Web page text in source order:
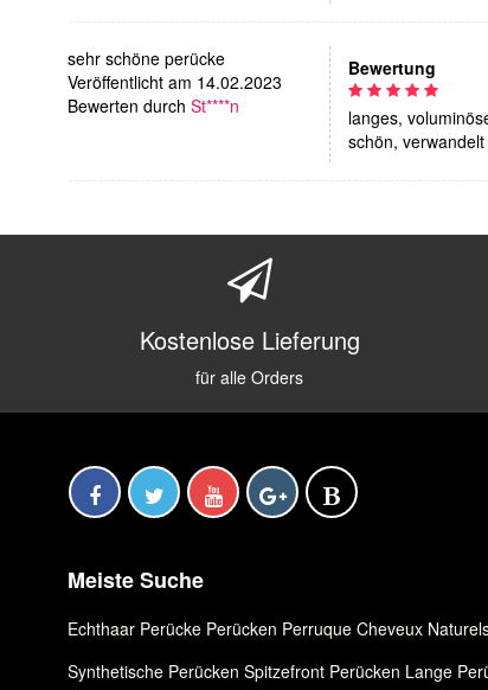
sehr schöne perücke
Veröffentlicht am 14.02.2023
Bewerten durch St****n
Bewertung
langes,
schön,
Kostenlose Lieferung
für alle Orders
Meiste Suche
Echthaar Perücke Perücken Perruque Cheveux
Synthetische Perücken Spitzefront Perücken Lange